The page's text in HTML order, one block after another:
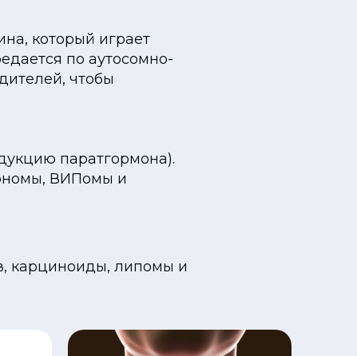
который играет
по аутосомно-
чтобы
паратгормона).
ВИПомы и
карциноиды, липомы и